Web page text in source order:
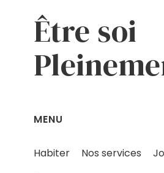
Être soi
MENU
Habiter Nos services